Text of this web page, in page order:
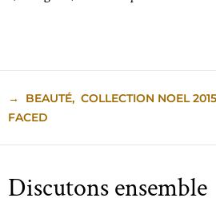
→ BEAUTÉ, COLLECTION NOEL 2015
FACED
Discutons ensemble